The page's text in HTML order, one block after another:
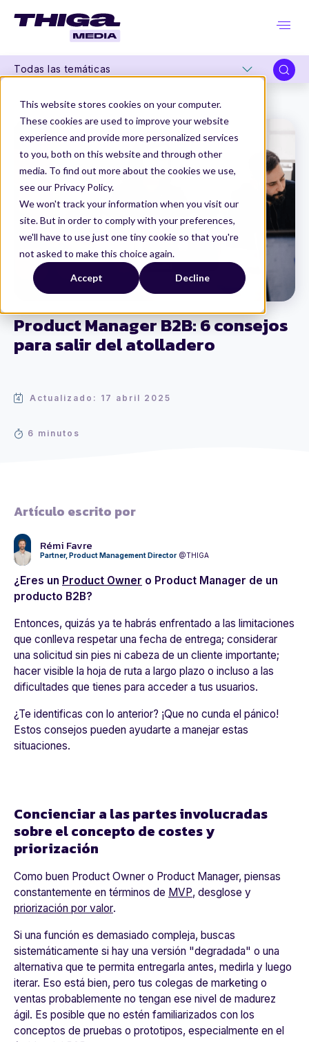
This website stores cookies on your computer.
These cookies are used to improve your website
experience and provide more personalized services
to you, both on this website and through other
media. To find out more about the cookies we use,
see our Privacy Policy.
We won't track your information when you visit our
site. But in order to comply with your preferences,
we'll have to use just one tiny cookie so that you're
not asked to make this choice again.
Accept Decline
Todas las temáticas
Product Manager B2B: 6 consejos
para salir del atolladero
Actualizado: 17 abril 2025
6 minutos
Thiga Media How to Product Manager B2B: 6 consejos para salir del atolladero
Artículo escrito por
Rémi Favre
Partner, Product Management Director @THIGA
¿Eres un Product Owner o Product Manager de un
producto B2B?
Entonces, quizás ya te habrás enfrentado a las limitaciones
que conlleva respetar una fecha de entrega; considerar
una solicitud sin pies ni cabeza de un cliente importante;
hacer visible la hoja de ruta a largo plazo o incluso a las
dificultades que tienes para acceder a tus usuarios.
¿Te identificas con lo anterior? ¡Que no cunda el pánico!
Estos consejos pueden ayudarte a manejar estas
situaciones.
Concienciar a las partes involucradas
sobre el concepto de costes y
priorización
Como buen Product Owner o Product Manager, piensas
constantemente en términos de MVP, desglose y
priorización por valor.
Si una función es demasiado compleja, buscas
sistemáticamente si hay una versión "degradada" o una
alternativa que te permita entregarla antes, medirla y luego
iterar. Eso está bien, pero tus colegas de marketing o
ventas probablemente no tengan ese nivel de madurez
ágil. Es posible que no estén familiarizados con los
conceptos de pruebas o prototipos, especialmente en el